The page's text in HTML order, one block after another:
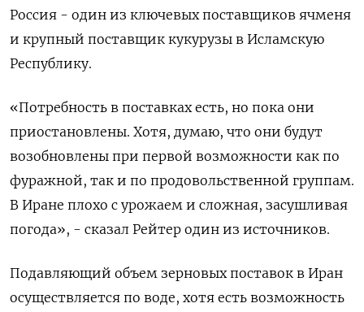
Россия - один из ключевых поставщиков ‌ячменя
и крупный поставщик кукурузы в Исламскую
Республику.
«Потребность в поставках есть, но пока они
приостановлены. Хотя, думаю, что они будут ​
возобновлены при первой возможности как по
фуражной, так и по продовольственной группам.
В Иране плохо с урожаем ‌и сложная, засушливая
погода», - сказал Рейтер один из источников.
Подавляющий объем зерновых поставок в Иран
осуществляется по воде, хотя ​есть возможность